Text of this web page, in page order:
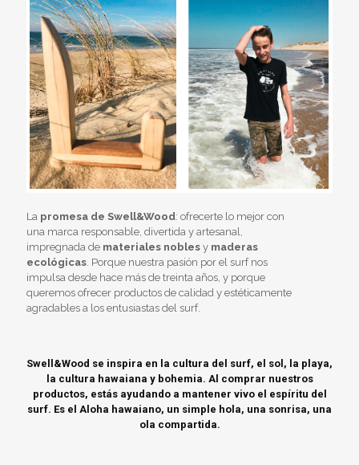
La promesa de Swell&Wood: ofrecerte lo mejor con
una marca responsable, divertida y artesanal,
impregnada de materiales nobles y maderas
ecológicas. Porque nuestra pasión por el surf nos
impulsa desde hace más de treinta años, y porque
queremos ofrecer productos de calidad y estéticamente
agradables a los entusiastas del surf.
Swell&Wood se inspira en la cultura del surf, el sol, la playa,
la cultura hawaiana y bohemia. Al comprar nuestros
productos, estás ayudando a mantener vivo el espíritu del
surf. Es el Aloha hawaiano, un simple hola, una sonrisa, una
ola compartida.